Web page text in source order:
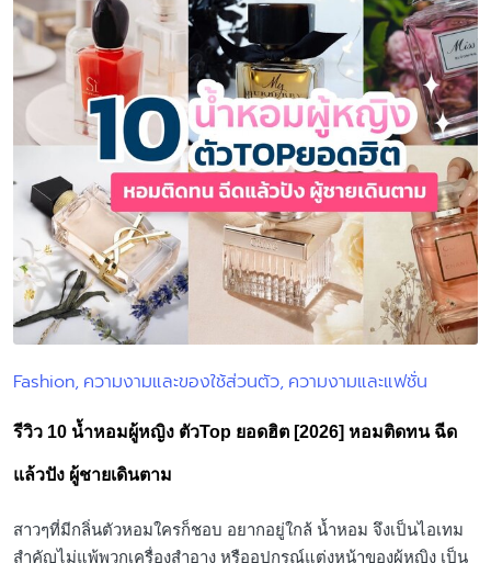
Posted
Fashion ความงามและของใช้ส่วนตัว ความงามและแฟชั่น
รีวิว 10 น้ำหอมผู้หญิง ตัวTop ยอดฮิต [2026] หอมติดทน ฉีด
แล้วปัง ผู้ชายเดินตาม
สาวๆที่มีกลิ่นตัวหอมใครก็ชอบ อยากอยู่ใกล้ น้ำหอม จึงเป็นไอเทม
สำคัญไม่แพ้พวกเครื่องสำอาง หรืออุปกรณ์แต่งหน้าของผู้หญิง เป็น